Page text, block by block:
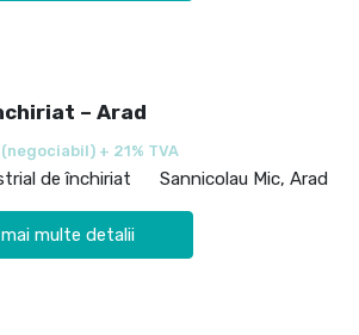
– Arad
(negociabil) + 21% TVA
de închiriat Sannicolau Mic, Arad
multe detalii